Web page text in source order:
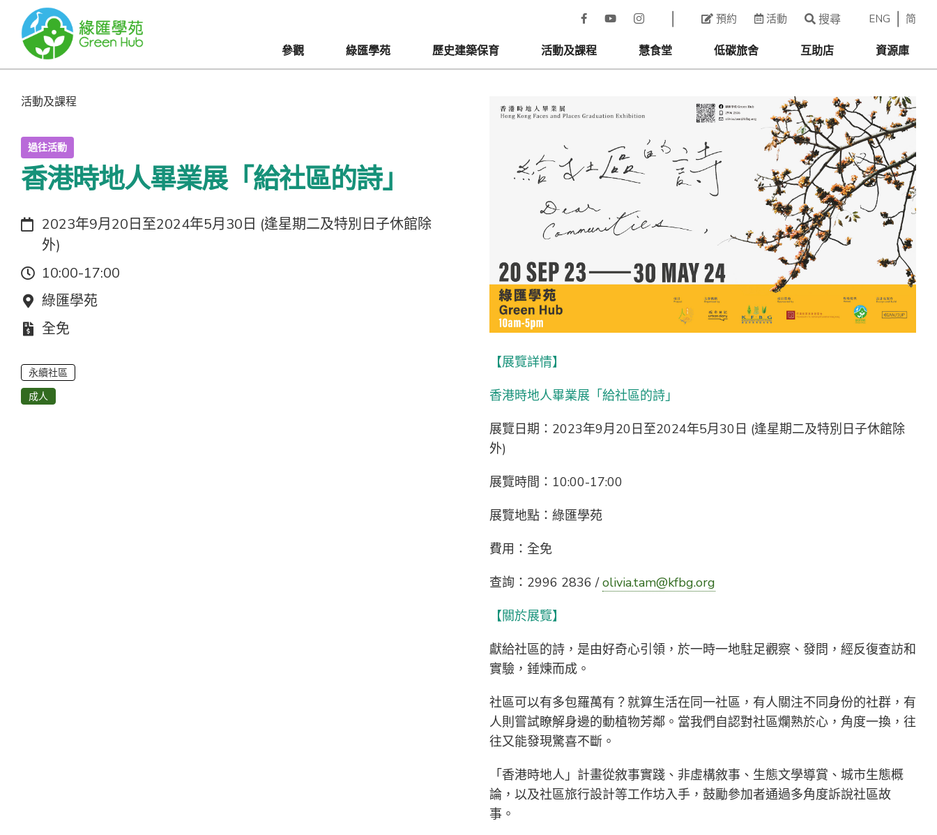
預約 活動 搜尋 ENG 简
參觀 綠匯學苑 歷史建築保育 活動及課程 慧食堂 低碳旅舍 互助店 資源庫
活動及課程
過往活動
香港時地人畢業展「給社區的詩」
日期：
2023年9月20日至2024年5月30日 (逢星期二及特別日子休館除
外)
時間：
10:00-17:00
地點：
綠匯學苑
費用：
全免
永續社區
成人
【展覽詳情】
香港時地人畢業展「給社區的詩」
展覽日期：2023年9月20日至2024年5月30日 (逢星期二及特別日子休館除
外)
展覽時間：10:00-17:00
展覽地點：綠匯學苑
費用：全免
查詢：2996 2836 /olivia.tam@kfbg.org
【關於展覽】
獻給社區的詩，是由好奇心引領，於一時一地駐足觀察、發問，經反復查訪和
實驗，錘煉而成。
社區可以有多包羅萬有？就算生活在同一社區，有人關注不同身份的社群，有
人則嘗試瞭解身邊的動植物芳鄰。當我們自認對社區爛熟於心，角度一換，往
往又能發現驚喜不斷。
「香港時地人」計畫從敘事實踐、非虛構敘事、生態文學導賞、城市生態概
論，以及社區旅行設計等工作坊入手，鼓勵參加者通過多角度訴說社區故
事。